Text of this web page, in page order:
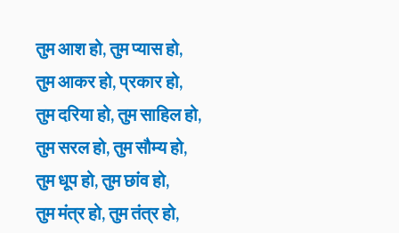
तुम आश हो, तुम प्यास हो,
तुम आकर हो, प्रकार हो,
तुम दरिया हो, तुम साहिल हो,
तुम सरल हो, तुम सौम्य हो,
तुम धूप हो, तुम छांव हो,
तुम मंत्र हो, तुम तंत्र हो,